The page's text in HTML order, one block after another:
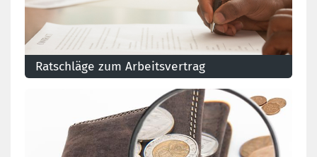
Ratschläge zum Arbeitsvertrag